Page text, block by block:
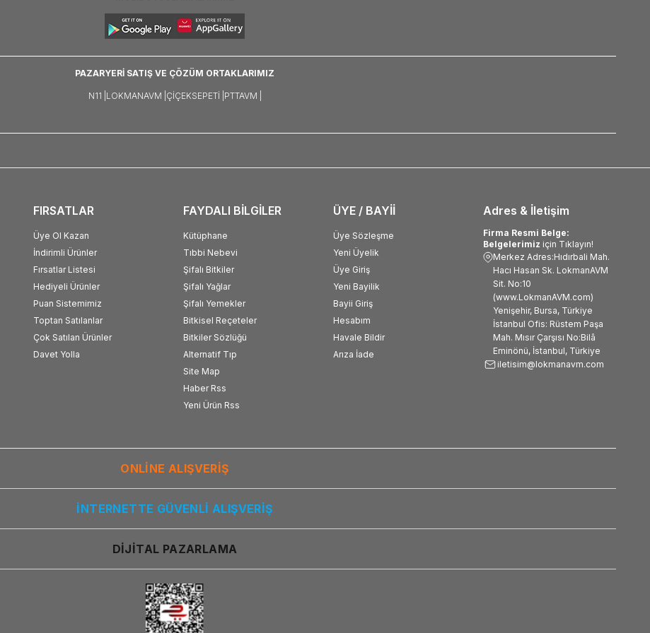
PAZARYERİ SATIŞ VE ÇÖZÜM ORTAKLARIMIZ
N11 | LOKMANAVM | ÇIÇEKSEPETI | PTTAVM |
Adres & İletişim
Firma Resmi Belge:
Belgelerimiz için Tıklayın!
Merkez Adres:Hıdırbali Mah.
Hacı Hasan Sk. LokmanAVM
Sit. No:10
(www.LokmanAVM.com)
Yenişehir, Bursa, Türkiye
İstanbul Ofis: Rüstem Paşa
Mah. Mısır Çarşısı No:Bilâ
Eminönü, İstanbul, Türkiye
iletisim@lokmanavm.com
FIRSATLAR
Üye Ol Kazan
İndirimli Ürünler
Fırsatlar Listesi
Hediyeli Ürünler
Puan Sistemimiz
Toptan Satılanlar
Çok Satılan Ürünler
Davet Yolla
FAYDALI BİLGİLER
Kütüphane
Tıbbi Nebevi
Şifalı Bitkiler
Şifalı Yağlar
Şifalı Yemekler
Bitkisel Reçeteler
Bitkiler Sözlüğü
Alternatif Tıp
Site Map
Haber Rss
Yeni Ürün Rss
ÜYE / BAYİİ
Üye Sözleşme
Yeni Üyelik
Üye Giriş
Yeni Bayilik
Bayii Giriş
Hesabım
Havale Bildir
Arıza İade
ONLİNE ALIŞVERİŞ
İNTERNETTE GÜVENLİ ALIŞVERİŞ
DİJİTAL PAZARLAMA